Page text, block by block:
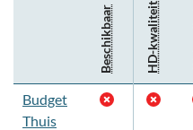
Beschikbaar HD-kwaliteit
Budget
Thuis